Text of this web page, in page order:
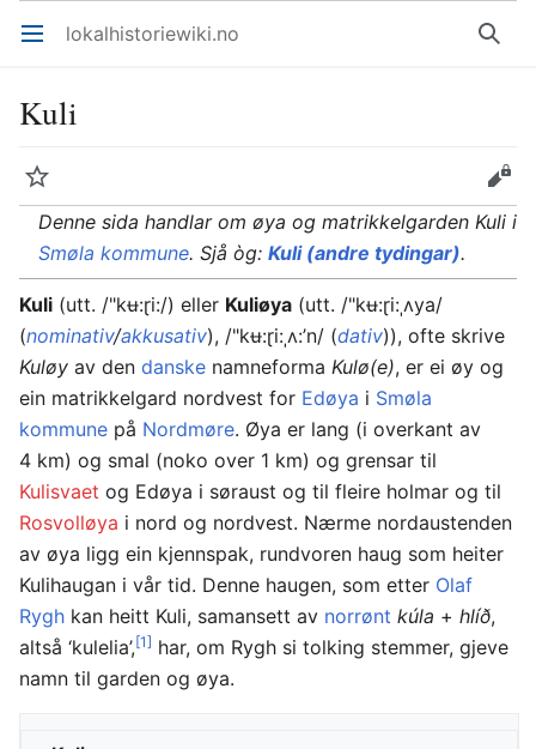
Åpne hovedmenyen lokalhistoriewiki.no Søk
Kuli
Overvåk
Rediger
Denne sida handlar om øya og matrikkelgarden Kuli i
Smøla kommune. Sjå òg: Kuli (andre tydingar).
Kuli (utt. /"kʉ:ɽi:/) eller Kuliøya (utt. /"kʉ:ɽi:ˌʌya/
(nominativ/akkusativ), /"kʉ:ɽi:ˌʌ:’n/ (dativ)), ofte skrive
Kuløy av den danske namneforma Kulø(e), er ei øy og
ein matrikkelgard nordvest for Edøya i Smøla
kommune på Nordmøre. Øya er lang (i overkant av
4 km) og smal (noko over 1 km) og grensar til
Kulisvaet og Edøya i søraust og til fleire holmar og til
Rosvolløya i nord og nordvest. Nærme nordaustenden
av øya ligg ein kjennspak, rundvoren haug som heiter
Kulihaugan i vår tid. Denne haugen, som etter Olaf
Rygh kan heitt Kuli, samansett av norrønt kúla + hlíð,
altså ‘kulelia’,[1] har, om Rygh si tolking stemmer, gjeve
namn til garden og øya.